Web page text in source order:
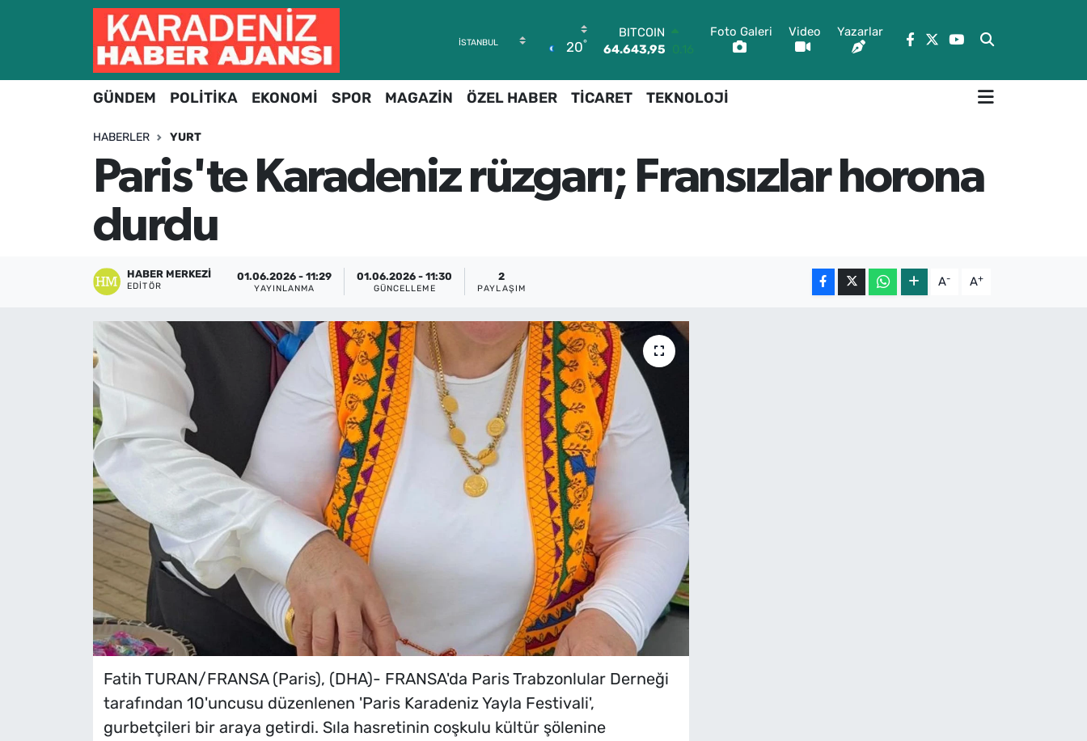
20°
DOLAR
47,6006 0.06
55,0250 0.02
STERLİN
BİST100
13.799
70
Foto Galeri Video Yazarlar
GÜNDEM POLİTİKA EKONOMİ SPOR MAGAZİN ÖZEL HABER TİCARET TEKNOLOJİ
HABERLER YURT
Paris'te Karadeniz rüzgarı; Fransızlar horona
durdu
HABER MERKEZI
EDITÖR
01.06.2026 - 11:29
YAYINLANMA
01.06.2026 - 11:30
GÜNCELLEME
2
PAYLAŞIM A- A+
Fatih TURAN/FRANSA (Paris), (DHA)- FRANSA'da Paris Trabzonlular Derneği
tarafından 10'uncusu düzenlenen 'Paris Karadeniz Yayla Festivali',
gurbetçileri bir araya getirdi. Sıla hasretinin coşkulu kültür şölenine
Hava Durumu
Trafik Durumu
Süper Lig Puan Durumu ve Fikstür
Tüm Manşetler
Son Dakika Haberleri
Haber Arşivi